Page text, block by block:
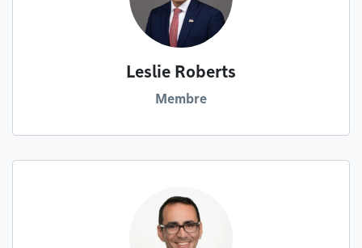
Leslie Roberts
Membre